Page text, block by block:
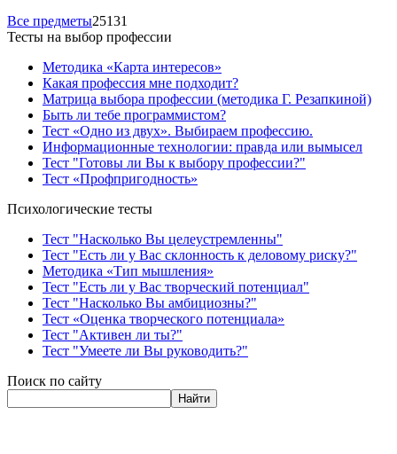
Все предметы25131
Тесты на выбор профессии
Методика «Карта интересов»
Какая профессия мне подходит?
Матрица выбора профессии (методика Г. Резапкиной)
Быть ли тебе программистом?
Тест «Одно из двух». Выбираем профессию.
Информационные технологии: правда или вымысел
Тест "Готовы ли Вы к выбору профессии?"
Тест «Профпригодность»
Психологические тесты
Тест "Насколько Вы целеустремленны"
Тест "Есть ли у Вас склонность к деловому риску?"
Методика «Тип мышления»
Тест "Есть ли у Вас творческий потенциал"
Тест "Насколько Вы амбициозны?"
Тест «Оценка творческого потенциала»
Тест "Активен ли ты?"
Тест "Умеете ли Вы руководить?"
Поиск по сайту
Найти